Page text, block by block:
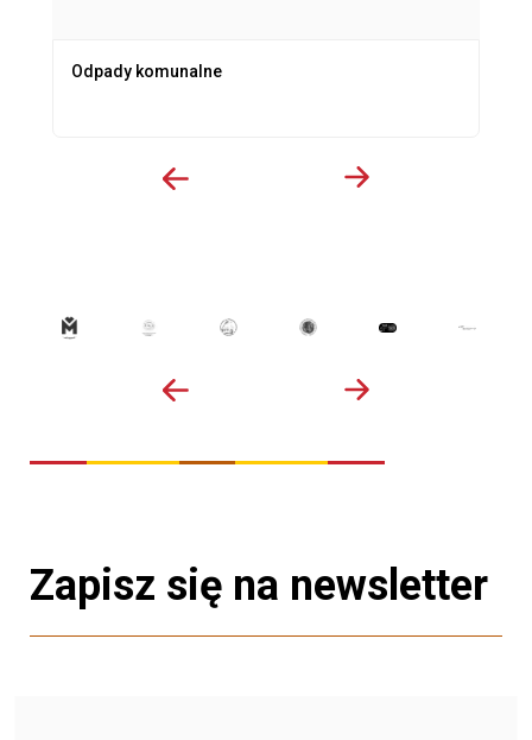
Odpady komunalne
Zapisz się na newsletter